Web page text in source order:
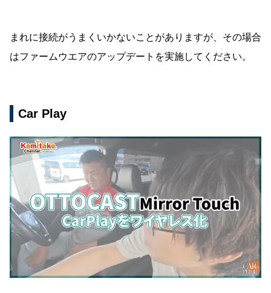
まれに接続がうまくいかないことがありますが、その場合
はファームウエアのアップデートを実施してください。
Car Play